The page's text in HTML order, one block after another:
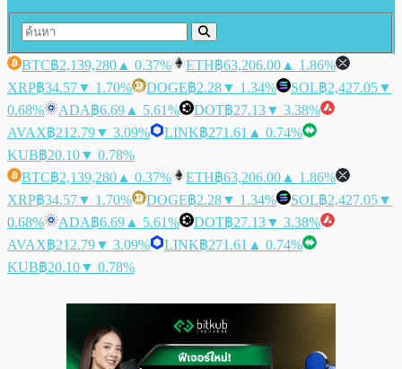
BTC฿2,139,280 ▲ 0.37% ETH฿63,206.00 ▲ 1.86%
XRP฿34.57▼ 1.70% DOGE฿2.28▼ 1.34% SOL฿2,427.05▼
0.68%
ADA฿6.69 ▲ 5.61% DOT฿27.13▼ 3.38%
AVAX฿212.79▼ 3.09% LINK฿271.61 ▲ 0.74%
KUB฿20.10▼ 0.78%
BTC฿2,139,280 ▲ 0.37% ETH฿63,206.00 ▲ 1.86%
XRP฿34.57▼ 1.70% DOGE฿2.28▼ 1.34% SOL฿2,427.05▼
0.68%
ADA฿6.69 ▲ 5.61% DOT฿27.13▼ 3.38%
AVAX฿212.79▼ 3.09% LINK฿271.61 ▲ 0.74%
KUB฿20.10▼ 0.78%